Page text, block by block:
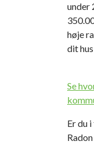
under
høje
dit
Se
Er du